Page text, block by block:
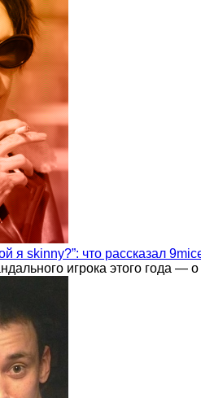
я skinny?”: что рассказал
игрока этого года